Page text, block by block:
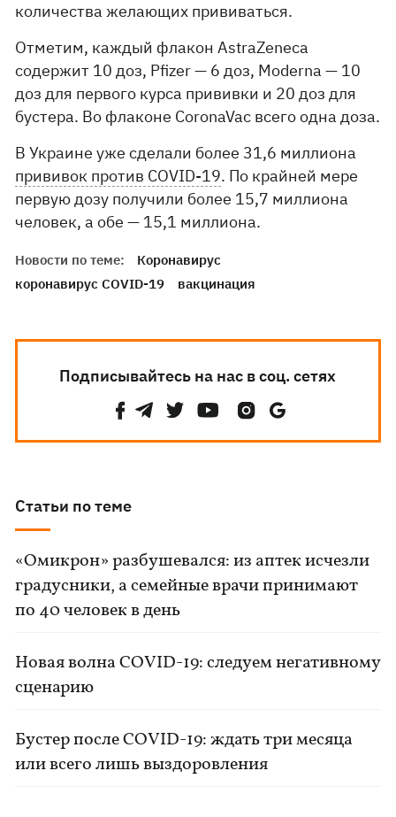
количества желающих прививаться.
Отметим, каждый флакон AstraZeneca
содержит 10 доз, Pfizer — 6 доз, Moderna — 10
доз для первого курса прививки и 20 доз для
бустера. Во флаконе CoronaVac всего одна доза.
В Украине уже сделали более 31,6 миллиона
прививок против COVID-19. По крайней мере
первую дозу получили более 15,7 миллиона
человек, а обе — 15,1 миллиона.
Новости по теме:
Коронавирус
коронавирус COVID-19
вакцинация
Подписывайтесь на нас в соц. сетях
Статьи по теме
«Омикрон» разбушевался: из аптек исчезли
градусники, а семейные врачи принимают
по 40 человек в день
Новая волна COVID-19: следуем негативному
сценарию
Бустер после COVID-19: ждать три месяца
или всего лишь выздоровления